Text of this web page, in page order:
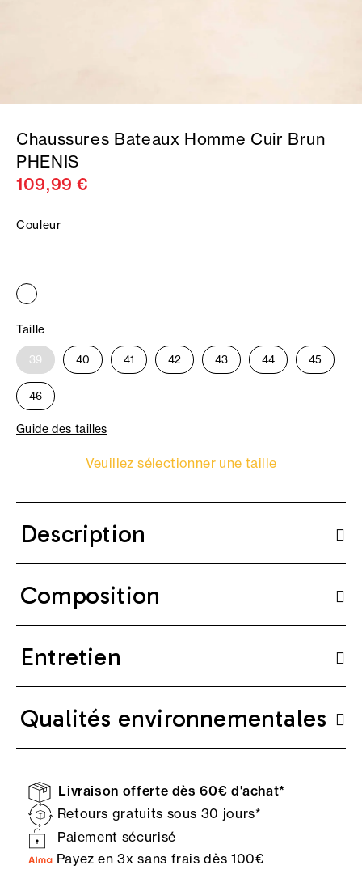
Chaussures Bateaux Homme Cuir Brun
PHENIS
109,99 €
Couleur
Taille
39 40 41 42 43 44 45
46
Guide des tailles
Veuillez sélectionner une taille
Description
Composition
Entretien
Qualités environnementales
Livraison offerte dès 60€ d'achat*
Retours gratuits sous 30 jours*
Paiement sécurisé
Payez en 3x sans frais dès 100€